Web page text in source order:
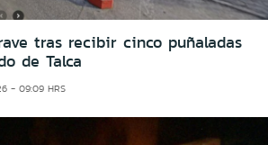
tras recibir cinco puñaladas
de Talca
- 09:09 HRS